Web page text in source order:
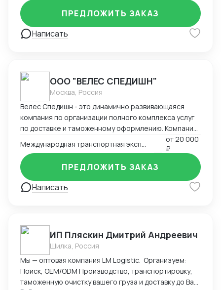
Написать
ПРЕДЛОЖИТЬ ЗАКАЗ
ООО "ВЕЛЕС СПЕДИШН"
Москва, Россия
Велес Спедишн - это динамично развивающаяся
компания по организации полного комплекса услуг
по доставке и таможенному оформлению. Компания
экспедиторских услуг с 2014 года и имеет большой
опыт сотрудничества с как с импортёрами так и
экспортёрами грузов. За всё время работы мы
успешно осуществили более 12 000 перевозок.
Основной принцип нашей деятельности-
предложить различные способы решения Ваших
задач в рамках правового поля. Мы организуем
комплексную услугу по транспортировке различных
видов грузов (включая опасные, негабаритные ,
требующие соблюдения терморежима и т.д.)
различными видами транспорта: автомобильным,
от20 000
₽
Написать
ПРЕДЛОЖИТЬ ЗАКАЗ
ИП Пляскин Дмитрий Андреевич
Шилка, Россия
Мы — оптовая компания LM Logistic. Организуем:
Поиск, OEM/ODM Производство, транспортировку,
таможенную очистку вашего груза и доставку до Вас